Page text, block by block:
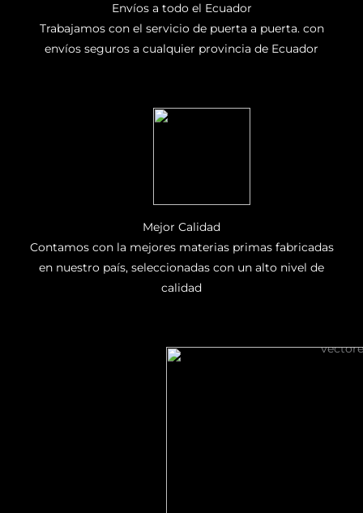
Envíos a todo el Ecuador
Trabajamos con el servicio de puerta a puerta. con
envíos seguros a cualquier provincia de Ecuador
Mejor Calidad
Contamos con la mejores materias primas fabricadas
en nuestro país, seleccionadas con un alto nivel de
calidad